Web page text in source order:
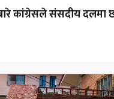
कांग्रेसले संसदीय